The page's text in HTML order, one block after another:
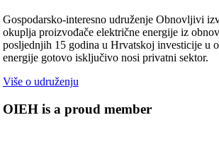
Gospodarsko-interesno udruženje Obnovljivi
okuplja proizvođače električne energije iz
posljednjih 15 godina u Hrvatskoj investicije u
energije gotovo isključivo nosi privatni sektor.
Više o udruženju
OIEH is a proud member